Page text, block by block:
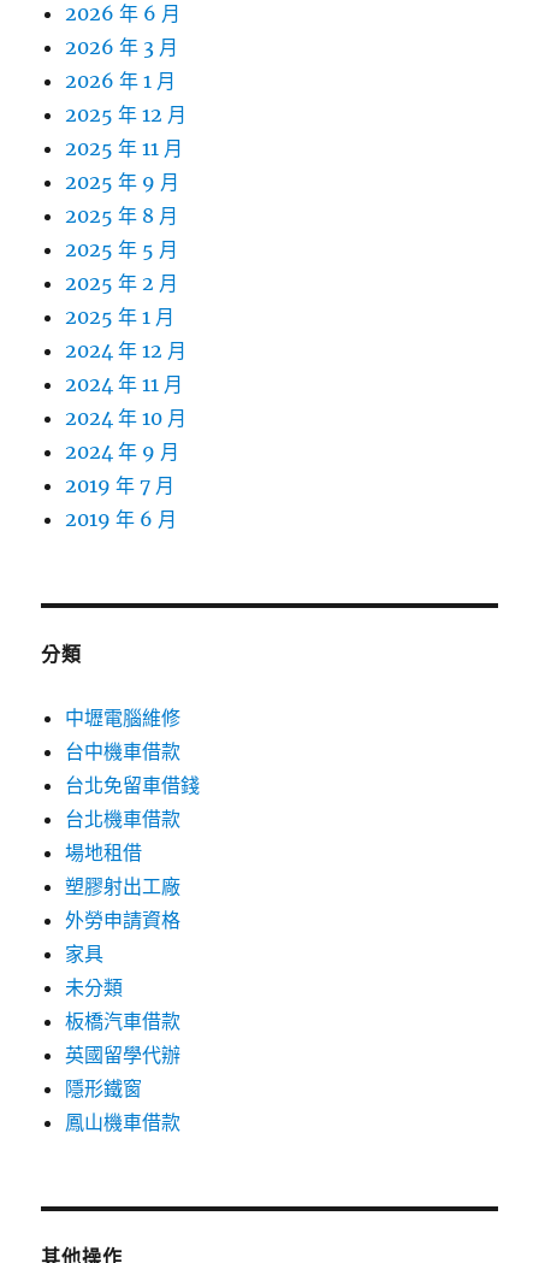
2026 年 6 月
2026 年 3 月
2026 年 1 月
2025 年 12 月
2025 年 11 月
2025 年 9 月
2025 年 8 月
2025 年 5 月
2025 年 2 月
2025 年 1 月
2024 年 12 月
2024 年 11 月
2024 年 10 月
2024 年 9 月
2019 年 7 月
2019 年 6 月
分類
中壢電腦維修
台中機車借款
台北免留車借錢
台北機車借款
場地租借
塑膠射出工廠
外勞申請資格
家具
未分類
板橋汽車借款
英國留學代辦
隱形鐵窗
鳳山機車借款
其他操作